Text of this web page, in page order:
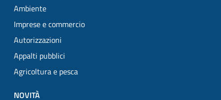
Ambiente
Imprese e commercio
Autorizzazioni
Appalti pubblici
Agricoltura e pesca
NOVITÀ